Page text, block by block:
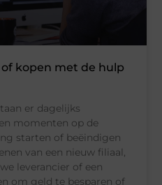
kopen met de hulp
er dagelijks
momenten op de
starten of beëindigen
van een nieuw filiaal,
leverancier of een
om geld te besparen of